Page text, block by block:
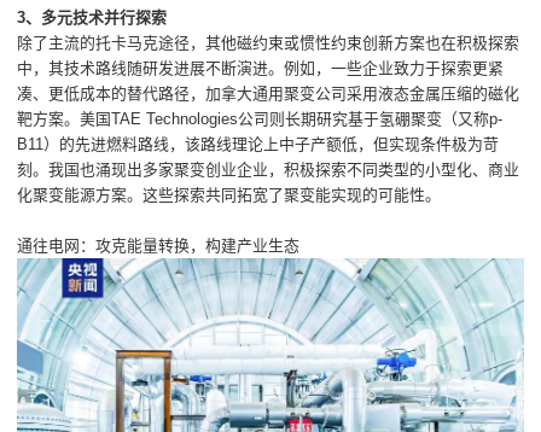
3、多元技术并行探索
除了主流的托卡马克途径，其他磁约束或惯性约束创新方案也在积极探索
中，其技术路线随研发进展不断演进。例如，一些企业致力于探索更紧
凑、更低成本的替代路径，加拿大通用聚变公司采用液态金属压缩的磁化
靶方案。美国TAE Technologies公司则长期研究基于氢硼聚变（又称p-
B11）的先进燃料路线，该路线理论上中子产额低，但实现条件极为苛
刻。我国也涌现出多家聚变创业企业，积极探索不同类型的小型化、商业
化聚变能源方案。这些探索共同拓宽了聚变能实现的可能性。
通往电网：攻克能量转换，构建产业生态